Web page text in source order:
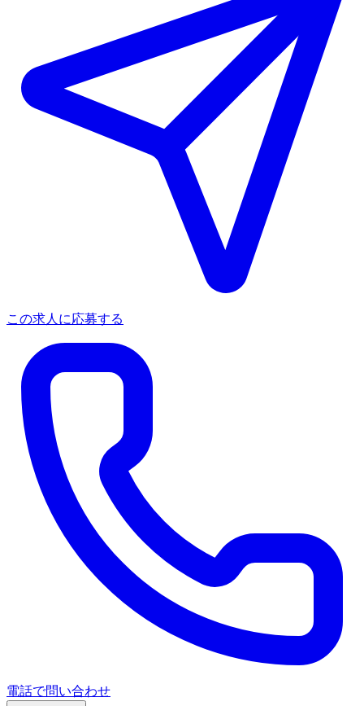
この求人に応募する
電話で問い合わせ